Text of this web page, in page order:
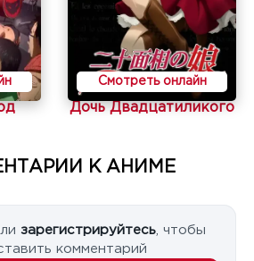
Смотреть онлайн
Дочь Двадцатиликого
К АНИМЕ
зарегистрируйтесь , чтобы
комментарий